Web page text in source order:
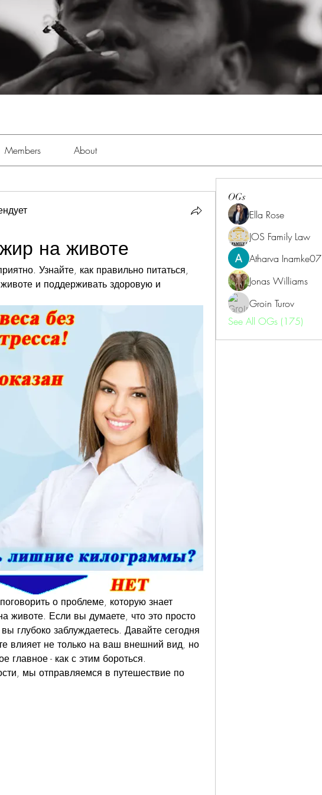
Members About
на животе
Узнайте, как правильно питаться,
и поддерживать здоровую и
о проблеме, которую знает
животе. Если вы думаете, что это просто
глубоко заблуждаетесь. Давайте сегодня
влияет не только на ваш внешний вид, но
главное - как с этим бороться.
мы отправляемся в путешествие по
OGs
Ella Rose
JOS Family Law
Atharva Inamke07
Jonas Williams
Groin Turov
See All OGs (175)